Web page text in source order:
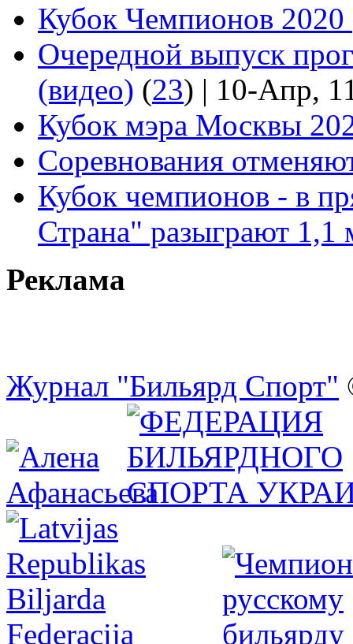
Кубок Чемпионов 2020
Очередной выпуск
(видео) (23) | 10-Апр,
Кубок мэра Москвы
Соревнования
Кубок чемпионов - в
Страна" разыграют 1,1
Реклама
Журнал "Бильярд Спорт"